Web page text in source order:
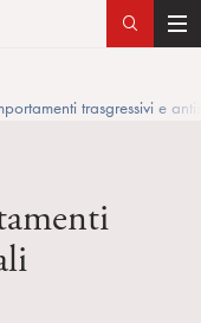
T
g
trasgressivi e